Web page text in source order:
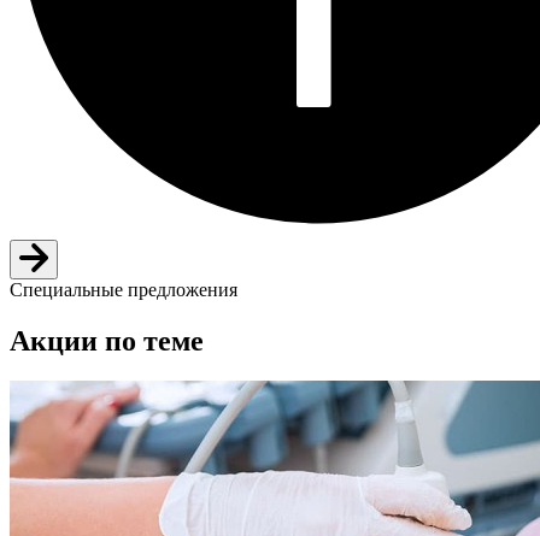
Специальные предложения
Акции по теме